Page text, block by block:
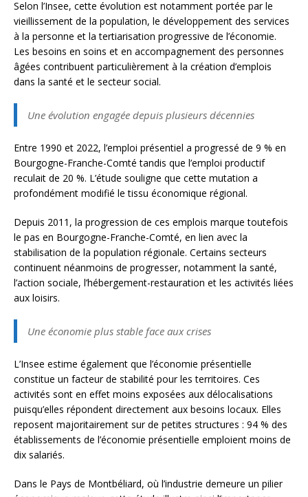
Selon l’Insee, cette évolution est notamment portée par le
vieillissement de la population, le développement des services
à la personne et la tertiarisation progressive de l’économie.
Les besoins en soins et en accompagnement des personnes
âgées contribuent particulièrement à la création d’emplois
dans la santé et le secteur social.
Une évolution engagée depuis plusieurs décennies
Entre 1990 et 2022, l’emploi présentiel a progressé de 9 % en
Bourgogne-Franche-Comté tandis que l’emploi productif
reculait de 20 %. L’étude souligne que cette mutation a
profondément modifié le tissu économique régional.
Depuis 2011, la progression de ces emplois marque toutefois
le pas en Bourgogne-Franche-Comté, en lien avec la
stabilisation de la population régionale. Certains secteurs
continuent néanmoins de progresser, notamment la santé,
l’action sociale, l’hébergement-restauration et les activités liées
aux loisirs.
Une économie plus stable face aux crises
L’Insee estime également que l’économie présentielle
constitue un facteur de stabilité pour les territoires. Ces
activités sont en effet moins exposées aux délocalisations
puisqu’elles répondent directement aux besoins locaux. Elles
reposent majoritairement sur de petites structures : 94 % des
établissements de l’économie présentielle emploient moins de
dix salariés.
Dans le Pays de Montbéliard, où l’industrie demeure un pilier